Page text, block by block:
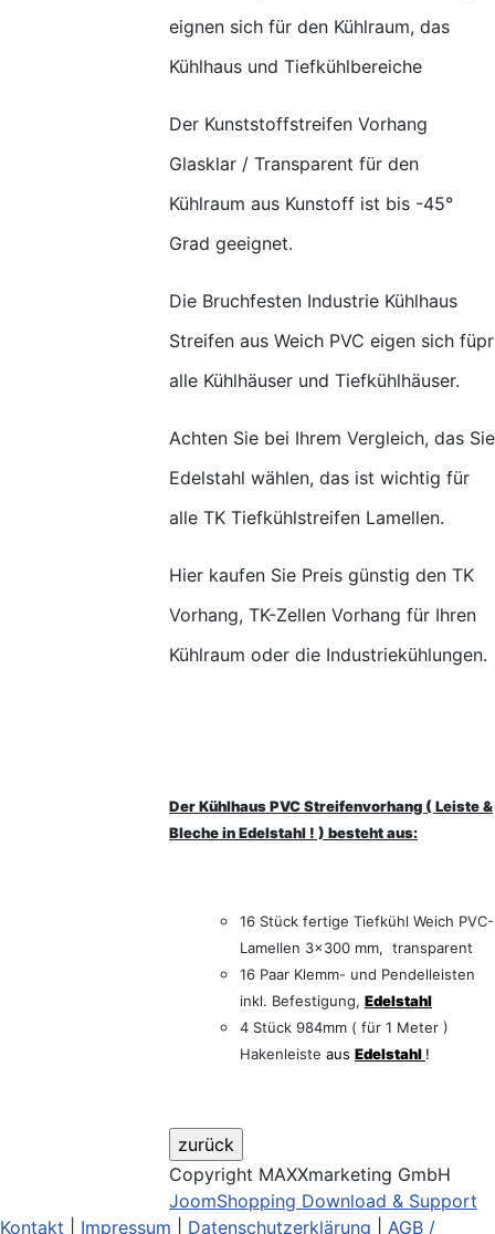
eignen sich für den Kühlraum, das
Kühlhaus und Tiefkühlbereiche
Der Kunststoffstreifen Vorhang
Glasklar / Transparent für den
Kühlraum aus Kunstoff ist bis -45°
Grad geeignet.
Die Bruchfesten Industrie Kühlhaus
Streifen aus Weich PVC eigen sich füpr
alle Kühlhäuser und Tiefkühlhäuser.
Achten Sie bei Ihrem Vergleich, das Sie
Edelstahl wählen, das ist wichtig für
alle TK Tiefkühlstreifen Lamellen.
Hier kaufen Sie Preis günstig den TK
Vorhang, TK-Zellen Vorhang für Ihren
Kühlraum oder die Industriekühlungen.
Der Kühlhaus PVC Streifenvorhang ( Leiste &
Bleche in Edelstahl ! ) besteht aus:
16 Stück fertige Tiefkühl Weich PVC-
Lamellen 3x300 mm, transparent
16 Paar Klemm- und Pendelleisten
inkl. Befestigung, Edelstahl
4 Stück 984mm ( für 1 Meter )
Hakenleiste aus Edelstahl !
Copyright MAXXmarketing GmbH
JoomShopping Download & Support
Kontakt
Impressum Datenschutzerklärung AGB /